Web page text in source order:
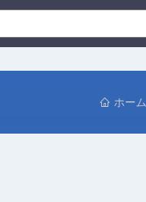
ホーム